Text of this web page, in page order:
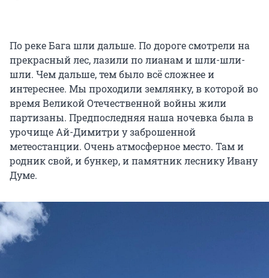
По реке Бага шли дальше. По дороге смотрели на
прекрасный лес, лазили по лианам и шли-шли-
шли. Чем дальше, тем было всё сложнее и
интереснее. Мы проходили землянку, в которой во
время Великой Отечественной войны жили
партизаны. Предпоследняя наша ночевка была в
урочище Ай-Димитри у заброшенной
метеостанции. Очень атмосферное место. Там и
родник свой, и бункер, и памятник леснику Ивану
Думе.